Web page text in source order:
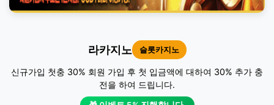
라카지노 슬롯카지노
신규가입 첫충 30% 회원 가입 후 첫 입금액에 대하여 30% 추가 충
전을 하여 드립니다.